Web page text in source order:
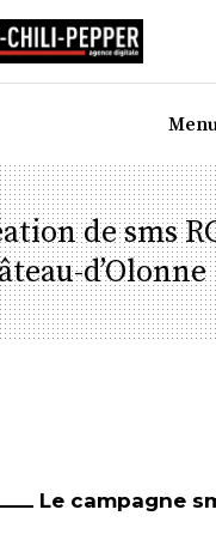
de sms
d’Olonne
Le campagne